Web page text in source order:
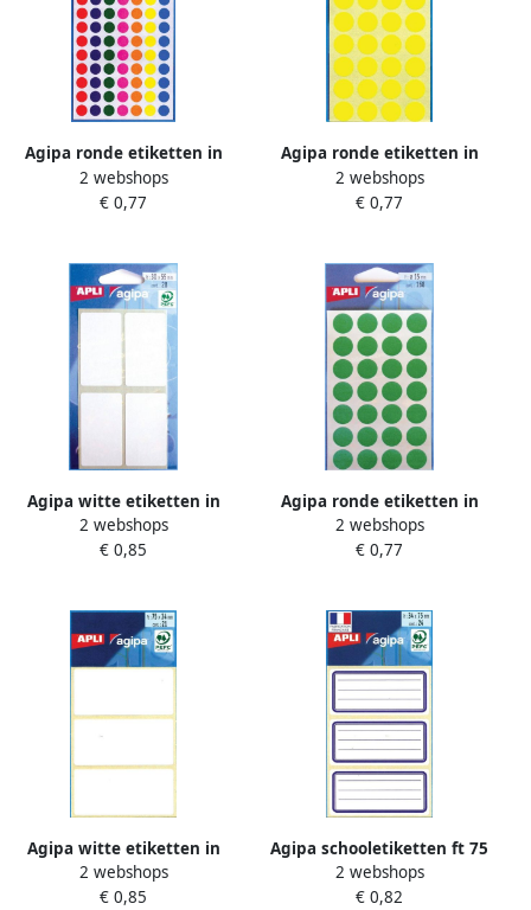
Agipa ronde etiketten in
etui diameter 8 mm
geassorteerde kleuren 385
2 webshops
€ 0,77
Agipa ronde etiketten in
etui diameter 15 mm geel
168 stuks 28 per blad
2 webshops
€ 0,77
Agipa witte etiketten in
etui ft 30 x 55 mm (b x h) 28
stuks 4 per blad
2 webshops
€ 0,85
Agipa ronde etiketten in
etui diameter 15 mm groen
168 stuks 28 per blad
2 webshops
€ 0,77
Agipa witte etiketten in
etui ft 34 x 75 mm(b x h ) 21
stuks 3 per blad
2 webshops
€ 0,85
Agipa schooletiketten ft 75
x 34 mm (b x h) 24
etiketten per etui blauwe
2 webshops
€ 0,82